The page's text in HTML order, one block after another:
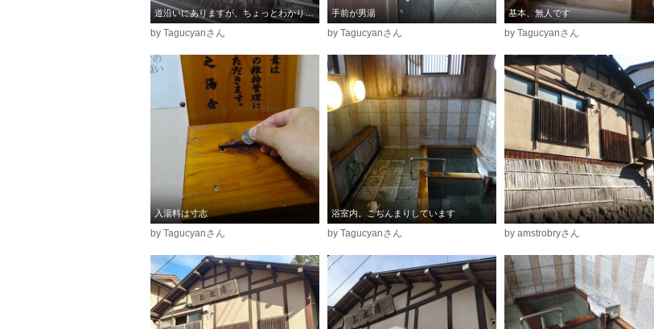
by Tagucyanさん
手前が男湯
by Tagucyanさん
基本、無人です
by Tagucyanさん
入湯料は寸志
by Tagucyanさん
浴室内。こぢんまりしています
by Tagucyanさん by amstrobryさん